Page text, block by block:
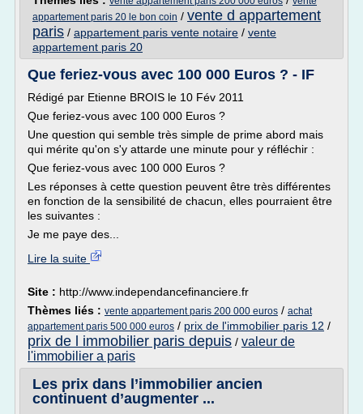
appartement paris 20 le bon coin / vente d appartement
paris / appartement paris vente notaire / vente
appartement paris 20
Que feriez-vous avec 100 000 Euros ? - IF
Rédigé par Etienne BROIS le 10 Fév 2011
Que feriez-vous avec 100 000 Euros ?
Une question qui semble très simple de prime abord mais
qui mérite qu'on s'y attarde une minute pour y réfléchir :
Que feriez-vous avec 100 000 Euros ?
Les réponses à cette question peuvent être très différentes
en fonction de la sensibilité de chacun, elles pourraient être
les suivantes :
Je me paye des...
Lire la suite
Site : http://www.independancefinanciere.fr
Thèmes liés : vente appartement paris 200 000 euros / achat
appartement paris 500 000 euros / prix de l'immobilier paris 12 /
prix de l immobilier paris depuis / valeur de
l'immobilier a paris
Les prix dans l’immobilier ancien
continuent d’augmenter ...